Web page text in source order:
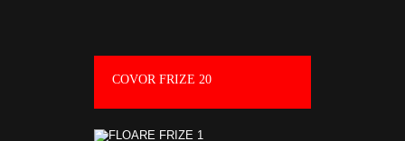
COVOR FRIZE 20